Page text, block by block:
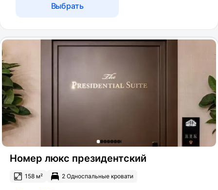
Выбрать
Номер люкс президентский
158 м² 2 Односпальные кровати